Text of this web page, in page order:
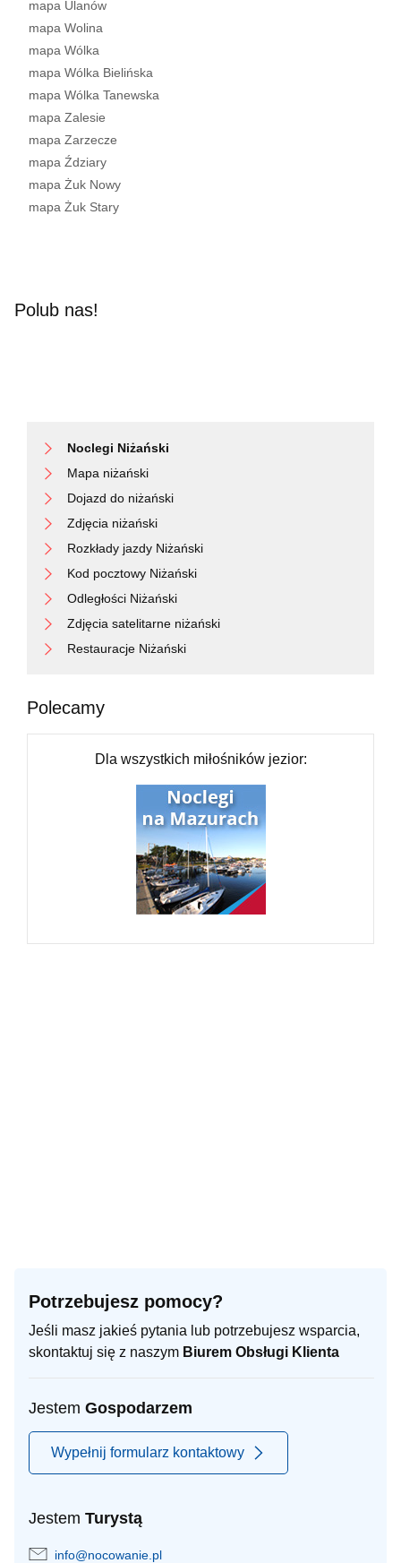
mapa Ulanów
mapa Wolina
mapa Wólka
mapa Wólka Bielińska
mapa Wólka Tanewska
mapa Zalesie
mapa Zarzecze
mapa Ździary
mapa Żuk Nowy
mapa Żuk Stary
Polub nas!
Noclegi Niżański
Mapa niżański
Dojazd do niżański
Zdjęcia niżański
Rozkłady jazdy Niżański
Kod pocztowy Niżański
Odległości Niżański
Zdjęcia satelitarne niżański
Restauracje Niżański
Polecamy
Dla wszystkich miłośników jezior:
Potrzebujesz pomocy?
Jeśli masz jakieś pytania lub potrzebujesz wsparcia,
skontaktuj się z naszym Biurem Obsługi Klienta
Jestem Gospodarzem
Wypełnij formularz kontaktowy
Jestem Turystą
info@nocowanie.pl